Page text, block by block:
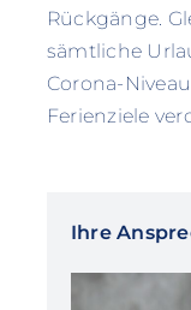
Rückgänge.
sämtliche
Corona-
Ferienziele
Ihre